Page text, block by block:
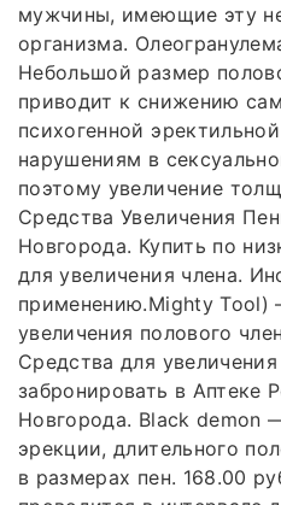
мужчины, имеющие эту
организма.
Небольшой размер
приводит к снижению
психогенной
нарушениям в
поэтому увеличение
Средства Увеличения
Новгорода. Купить по
для увеличения члена.
применению.Mighty
увеличения полового
Средства для
забронировать в Аптеке
Новгорода. Black demon
эрекции, длительного
в размерах пен. 168.00